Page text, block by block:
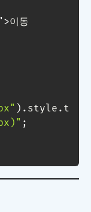
>이동
) . style . t
;